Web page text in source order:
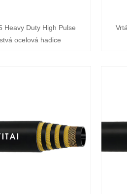
Heavy Duty High Pulse
ocelová hadice